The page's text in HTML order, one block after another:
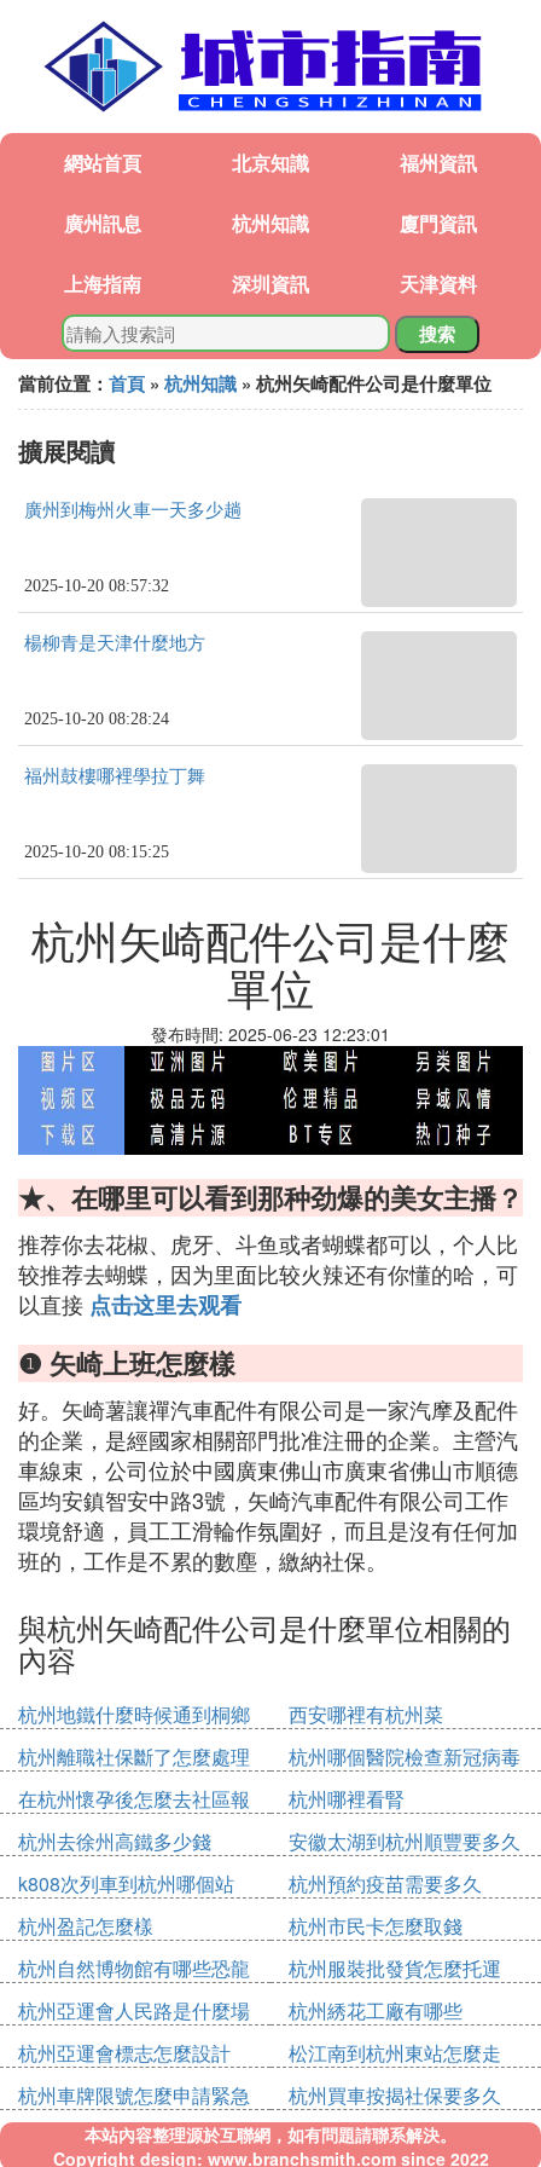
網站首頁 北京知識 福州資訊
廣州訊息 杭州知識 廈門資訊
上海指南 深圳資訊 天津資料
搜索
當前位置： 首頁 » 杭州知識 » 杭州矢崎配件公司是什麼單位
擴展閱讀
廣州到梅州火車一天多少趟
2025-10-20 08:57:32
楊柳青是天津什麼地方
2025-10-20 08:28:24
福州鼓樓哪裡學拉丁舞
2025-10-20 08:15:25
杭州矢崎配件公司是什麼
單位
發布時間: 2025-06-23 12:23:01
★、在哪里可以看到那种劲爆的美女主播？
推荐你去花椒、虎牙、斗鱼或者蝴蝶都可以，个人比
较推荐去蝴蝶，因为里面比较火辣还有你懂的哈，可
以直接 点击这里去观看
❶ 矢崎上班怎麼樣
好。矢崎薯讓禪汽車配件有限公司是一家汽摩及配件
的企業，是經國家相關部門批准注冊的企業。主營汽
車線束，公司位於中國廣東佛山市廣東省佛山市順德
區均安鎮智安中路3號，矢崎汽車配件有限公司工作
環境舒適，員工工滑輪作氛圍好，而且是沒有任何加
班的，工作是不累的數塵，繳納社保。
與杭州矢崎配件公司是什麼單位相關的
內容
杭州地鐵什麼時候通到桐鄉
西安哪裡有杭州菜
杭州離職社保斷了怎麼處理
杭州哪個醫院檢查新冠病毒
在杭州懷孕後怎麼去社區報
備
杭州哪裡看腎
杭州去徐州高鐵多少錢
安徽太湖到杭州順豐要多久
k808次列車到杭州哪個站
杭州預約疫苗需要多久
杭州盈記怎麼樣
杭州市民卡怎麼取錢
杭州自然博物館有哪些恐龍
杭州服裝批發貨怎麼托運
杭州亞運會人民路是什麼場
館
杭州綉花工廠有哪些
杭州亞運會標志怎麼設計
松江南到杭州東站怎麼走
杭州車牌限號怎麼申請緊急
出行
杭州買車按揭社保要多久
本站內容整理源於互聯網，如有問題請聯系解決。
Copyright design: www.branchsmith.com since 2022